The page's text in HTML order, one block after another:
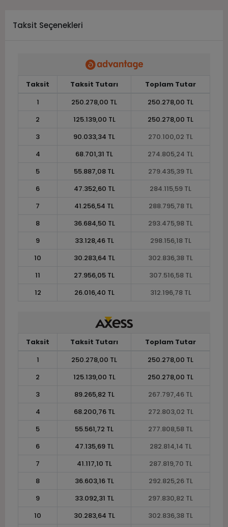
Taksit Seçenekleri
Taksit Taksit Tutarı
Toplam Tutar
1
250.278,00 TL
250.278,00 TL
2
125.139,00 TL
250.278,00 TL
3
90.033,34 TL
270.100,02 TL
4
68.701,31 TL
274.805,24 TL
5
55.887,08 TL
279.435,39 TL
6
47.352,60 TL
284.115,59 TL
7
41.256,54 TL
288.795,78 TL
8
36.684,50 TL
293.475,98 TL
9
33.128,46 TL
298.156,18 TL
10
30.283,64 TL
302.836,38 TL
11
27.956,05 TL
307.516,58 TL
12
26.016,40 TL 312.196,78 TL
Taksit Taksit Tutarı
Toplam Tutar
1
250.278,00 TL
250.278,00 TL
2
125.139,00 TL
250.278,00 TL
3
89.265,82 TL
267.797,46 TL
4
68.200,76 TL
272.803,02 TL
5
55.561,72 TL
277.808,58 TL
6
47.135,69 TL
282.814,14 TL
7
41.117,10 TL
287.819,70 TL
8
36.603,16 TL
292.825,26 TL
9
33.092,31 TL
297.830,82 TL
10
30.283,64 TL
302.836,38 TL